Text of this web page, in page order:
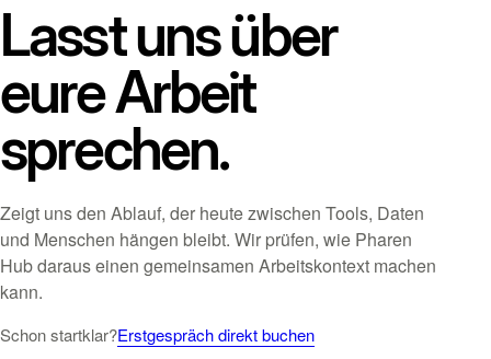
Lasst uns über
eure Arbeit
sprechen.
Zeigt uns den Ablauf, der heute zwischen Tools, Daten
und Menschen hängen bleibt. Wir prüfen, wie Pharen
Hub daraus einen gemeinsamen Arbeitskontext machen
kann.
Schon startklar?Erstgespräch direkt buchen